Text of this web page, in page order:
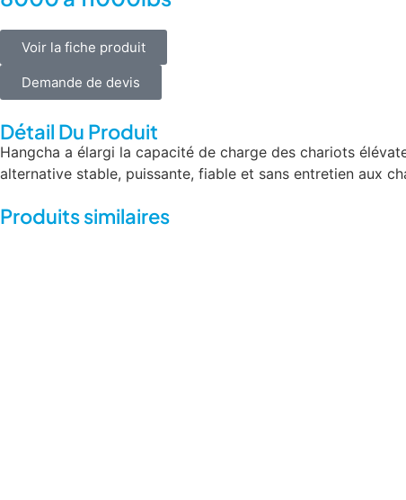
Voir la fiche produit
Demande de devis
Détail Du Produit
Hangcha a élargi la capacité de charge des chariots
alternative stable, puissante, fiable et sans entretien aux
Produits similaires